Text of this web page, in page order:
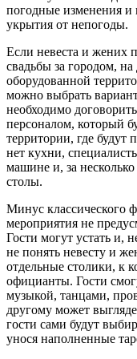
погодные изменения и
укрытия от непогоды.
Если невеста и жених
свадьбы за городом,
оборудованной
можно выбрать
необходимо
персоналом, который
территории, где будут
нет кухни,
машине и, за несколько
столы.
Минус классического
мероприятия не
Гости могут устать и,
не понять невесту и
отдельные столики, к
официанты. Гости
музыкой, танцами,
другому может
гости сами будут
унося наполненные